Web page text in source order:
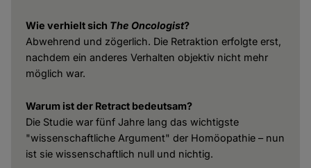
Wie verhielt sich The Oncologist?
Abwehrend und zögerlich. Die Retraktion erfolgte erst,
nachdem ein anderes Verhalten objektiv nicht mehr
möglich war.
Warum ist der Retract bedeutsam?
Die Studie war fünf Jahre lang das wichtigste
"wissenschaftliche Argument" der Homöopathie – nun
ist sie wissenschaftlich null und nichtig.